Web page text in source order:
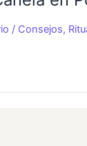
/ Consejos,